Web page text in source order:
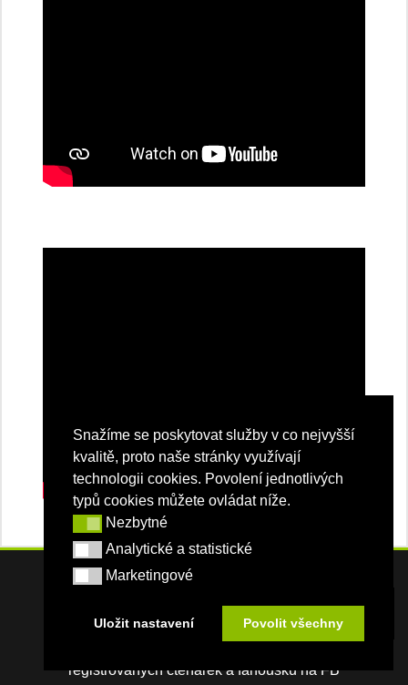
Snažíme se poskytovat služby v co nejvyšší
kvalitě, proto naše stránky využívají
technologii cookies. Povolení jednotlivých
typů cookies můžete ovládat níže.
NezbytnéNezbytné
Analytické a statistické
Analytické a statistické
Marketingové
Marketingové
Uložit nastavení Povolit všechny
STRUČNĚ O ŽENA V AUTĚ.CZ
23472
registrovaných čtenářek a fanoušků na FB